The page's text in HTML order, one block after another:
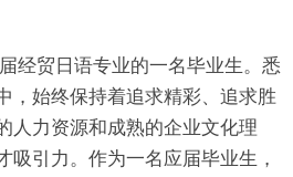
贸日语专业的一名毕业生。悉
，始终保持着追求精彩、追求胜
人力资源和成熟的企业文化理
吸引力。作为一名应届毕业生，